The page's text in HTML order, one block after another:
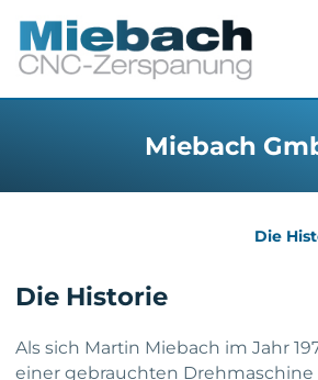
Miebach
Die
Die Historie
Als sich Martin Miebach im Jahr
einer gebrauchten Drehmaschine